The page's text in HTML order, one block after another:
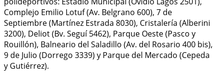
Complejo Emilio Lotuf (Av. Belgrano 600), 7 de
Septiembre (Martínez Estrada 8030), Cristalería (Alberini
3200), Deliot (Bv. Seguí 5462), Parque Oeste (Pasco y
Rouillón), Balneario del Saladillo (Av. del Rosario 400 bis),
9 de Julio (Dorrego 3339) y Parque del Mercado (Cepeda
y Gutiérrez).